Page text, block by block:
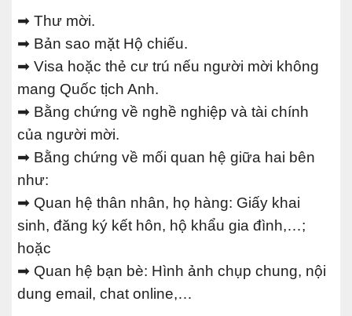
➡ Thư mời.
➡ Bản sao mặt Hộ chiếu.
➡ Visa hoặc thẻ cư trú nếu người mời không
mang Quốc tịch Anh.
➡ Bằng chứng về nghề nghiệp và tài chính
của người mời.
➡ Bằng chứng về mối quan hệ giữa hai bên
như:
➡ Quan hệ thân nhân, họ hàng: Giấy khai
sinh, đăng ký kết hôn, hộ khẩu gia đình,…;
hoặc
➡ Quan hệ bạn bè: Hình ảnh chụp chung, nội
dung email, chat online,…